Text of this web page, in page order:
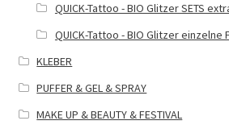
QUICK-Tattoo - BIO Glitzer SETS
QUICK-Tattoo - BIO Glitzer einzelne
KLEBER
PUFFER & GEL & SPRAY
MAKE UP & BEAUTY & FESTIVAL